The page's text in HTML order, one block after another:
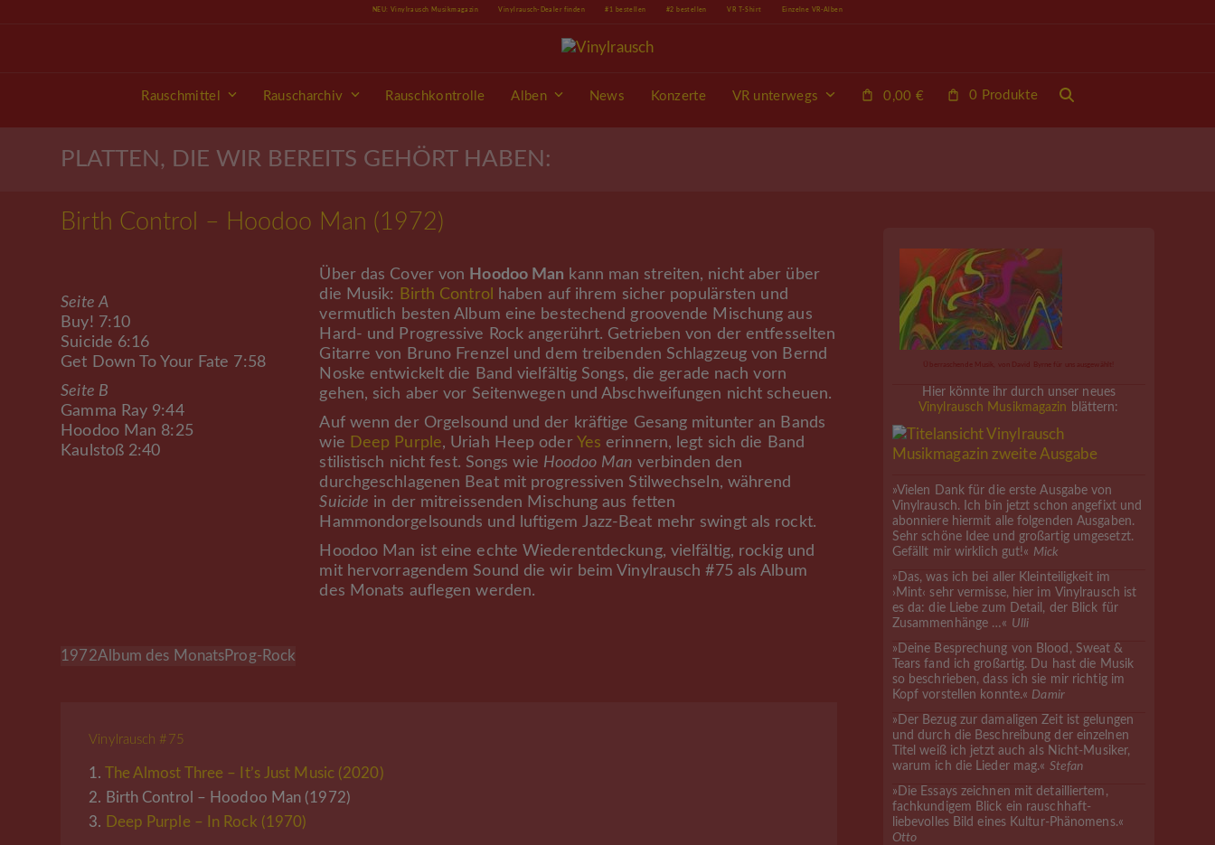
NEU: Vinylrausch Musikmagazin Vinylrausch-Dealer finden #1 bestellen #2 bestellen VR T-Shirt Einzelne VR-Alben
Rauschmittel Rauscharchiv Rauschkontrolle Alben News Konzerte VR unterwegs 0,00 € 0 Produkte
PLATTEN, DIE WIR BEREITS GEHÖRT HABEN:
Birth Control – Hoodoo Man (1972)
Seite A
Buy! 7:10
Suicide 6:16
Get Down To Your Fate 7:58
Seite B
Gamma Ray 9:44
Hoodoo Man 8:25
Kaulstoß 2:40
Über das Cover von Hoodoo Man kann man streiten, nicht aber über
die Musik:
Birth Control
haben auf ihrem sicher populärsten und
vermutlich besten Album eine bestechend groovende Mischung aus
Hard- und Progressive Rock angerührt. Getrieben von der entfesselten
Gitarre von Bruno Frenzel und dem treibenden Schlagzeug von Bernd
Noske entwickelt die Band vielfältig Songs, die gerade nach vorn
gehen, sich aber vor Seitenwegen und Abschweifungen nicht scheuen.
Auf wenn der Orgelsound und der kräftige Gesang mitunter an Bands
wie
Deep Purple, Uriah Heep oder Yes erinnern, legt sich die Band
stilistisch nicht fest. Songs wie Hoodoo Man verbinden den
durchgeschlagenen Beat mit progressiven Stilwechseln, während
Suicide in der mitreissenden Mischung aus fetten
Hammondorgelsounds und luftigem Jazz-Beat mehr swingt als rockt.
Hoodoo Man ist eine echte Wiederentdeckung, vielfältig, rockig und
mit hervorragendem Sound die wir beim Vinylrausch #75 als Album
des Monats auflegen werden.
1972Album des MonatsProg-Rock
Vinylrausch #75
1.
The Almost Three – It’s Just Music (2020)
2. Birth Control – Hoodoo Man (1972)
3.
Deep Purple – In Rock (1970)
Hier könnte ihr durch unser neues
Vinylrausch Musikmagazin blättern:
»Vielen Dank für die erste Ausgabe von
Vinylrausch. Ich bin jetzt schon angefixt und
abonniere hiermit alle folgenden Ausgaben.
Sehr schöne Idee und großartig umgesetzt.
Gefällt mir wirklich gut!« Mick
»Das, was ich bei aller Kleinteiligkeit im
›Mint‹ sehr vermisse, hier im Vinylrausch ist
es da: die Liebe zum Detail, der Blick für
Zusammenhänge …« Ulli
»Deine Besprechung von Blood, Sweat &
Tears fand ich großartig. Du hast die Musik
so beschrieben, dass ich sie mir richtig im
Kopf vorstellen konnte.« Damir
»Der Bezug zur damaligen Zeit ist gelungen
und durch die Beschreibung der einzelnen
Titel weiß ich jetzt auch als Nicht-Musiker,
warum ich die Lieder mag.« Stefan
»Die Essays zeichnen mit detailliertem,
fachkundigem Blick ein rauschhaft-
liebevolles Bild eines Kultur-Phänomens.«
Otto